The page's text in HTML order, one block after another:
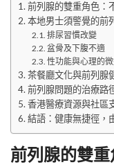
前列腺的雙重角色：
本地男士須警覺的前
排尿習慣改變
盆骨及下腹不適
性功能與心理的
茶餐廳文化與前列腺
前列腺問題的治療路
香港醫療資源與社區
結語：健康無捷徑，
前列腺的雙